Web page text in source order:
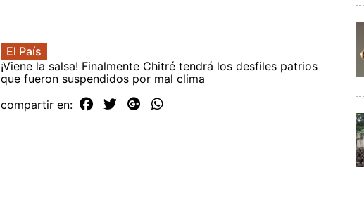
El País
¡Viene la salsa! Finalmente Chitré tendrá los desfiles patrios
que fueron suspendidos por mal clima
compartir en: